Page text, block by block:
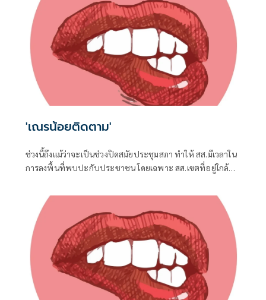
'เณรน้อยติดตาม'
ช่วงนี้ถึงแม้ว่าจะเป็นช่วงปิดสมัยประชุมสภา ทำให้ สส.มีเวลาใน
การลงพื้นที่พบปะกับประชาชน โดยเฉพาะ สส.เขตที่อยู่ใกล้ชิด
ปัญหาในเขต